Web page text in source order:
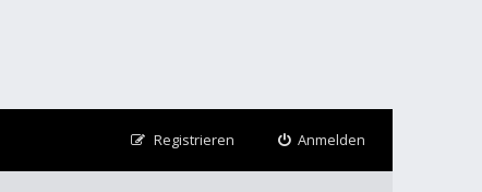
Anmelden
Registrieren